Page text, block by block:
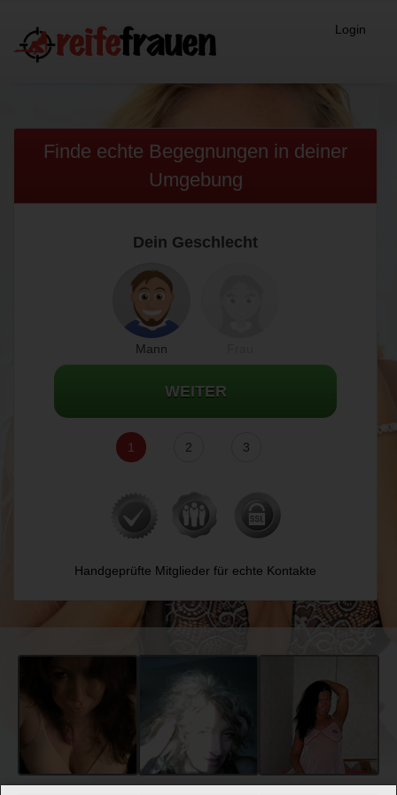
Login
Finde echte Begegnungen in deiner
Umgebung
Dein Geschlecht
Mann
WEITER
1 2 3
Handgeprüfte Mitglieder für echte Kontakte